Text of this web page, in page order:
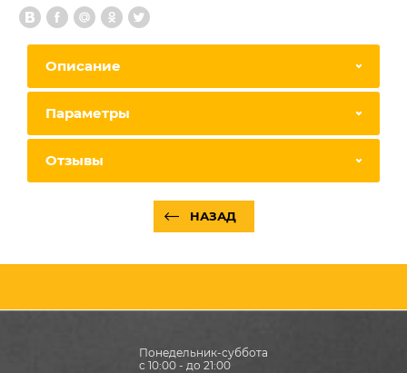
Описание
Параметры
Отзывы
НАЗАД
Понедельник-суббота
с 10:00 - до 21:00